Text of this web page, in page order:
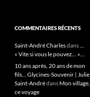
COMMENTAIRES RÉCENTS
Saint-André Charlesdans…
« Vite si vous le pouvez… »…
10 ans après, 20 ans de mon
fils… Glycines-Souvenir | Julie
Saint-Andrédans Mon village,
ce voyage